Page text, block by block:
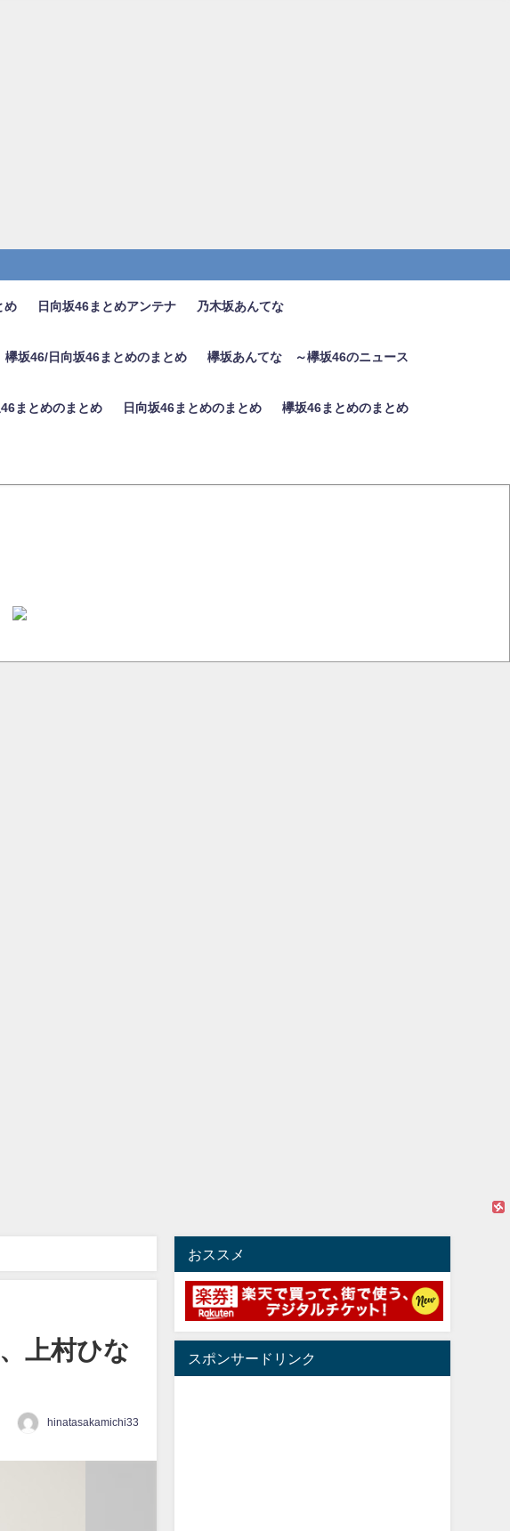
め 日向坂46まとめアンテナ 乃木坂あんてな
欅坂46/日向坂46まとめのまとめ 欅坂あんてな ～欅坂46のニュース
まとめのまとめ 日向坂46まとめのまとめ 欅坂46まとめのまとめ
』オフィシャルグッズ絶賛販売受付中
8/6「ラヴィット！」水曜スタジオ出演決定
ードリー若林さんと再会した結果･･･【激レアさんを連れてきた。】
すか？
上村ひな
hinatasakamichi33
おススメ
スポンサードリンク